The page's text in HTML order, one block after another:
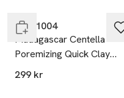
SKIN1004
Madagascar Centella
Poremizing Quick Clay
Stick Mask
299 kr